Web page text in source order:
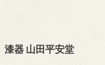
漆器 山田平安堂